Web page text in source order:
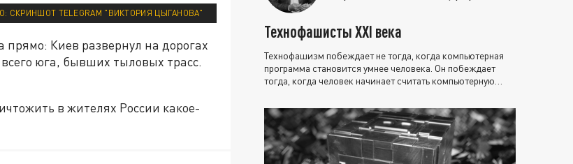
СКРИНШОТ TELEGRAM "ВИКТОРИЯ ЦЫГАНОВА"
Киев развернул на дорогах
юга, бывших тыловых трасс.
в жителях России какое-
Технофашисты XXI века
Технофашизм побеждает не тогда, когда компьютерная
программа становится умнее человека. Он побеждает
тогда, когда человек начинает считать компьютерную